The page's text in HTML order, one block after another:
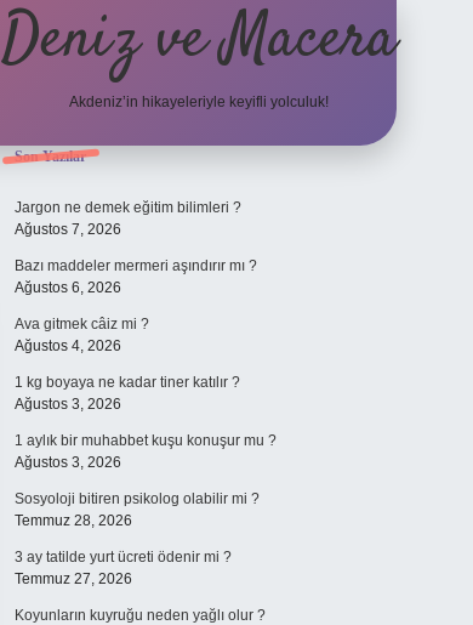
Deniz ve Macera
Akdeniz’in hikayeleriyle keyifli yolculuk!
Sidebar
Son Yazılar
Jargon ne demek eğitim bilimleri ?
Ağustos 7, 2026
Bazı maddeler mermeri aşındırır mı ?
Ağustos 6, 2026
Ava gitmek câiz mi ?
Ağustos 4, 2026
1 kg boyaya ne kadar tiner katılır ?
Ağustos 3, 2026
1 aylık bir muhabbet kuşu konuşur mu ?
Ağustos 3, 2026
Sosyoloji bitiren psikolog olabilir mi ?
Temmuz 28, 2026
3 ay tatilde yurt ücreti ödenir mi ?
Temmuz 27, 2026
Koyunların kuyruğu neden yağlı olur ?